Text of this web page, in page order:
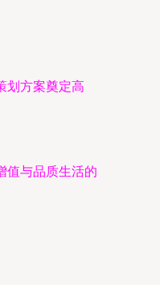
划方案奠定高
值与品质生活的